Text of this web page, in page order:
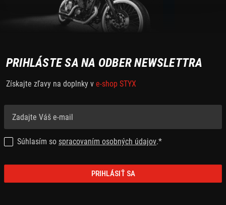
PRIHLÁSTE SA NA ODBER NEWSLETTRA
Získajte zľavy na doplnky v e-shop STYX
Súhlasím so spracovaním osobných údajov.*
PRIHLÁSIŤ SA